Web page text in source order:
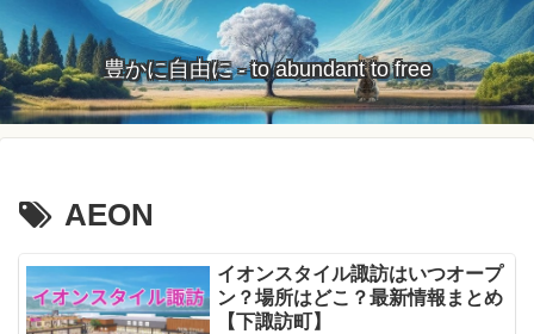
豊かに自由に - to abundant to free
AEON
イオンスタイル諏訪はいつオープ
ン？場所はどこ？最新情報まとめ
【下諏訪町】